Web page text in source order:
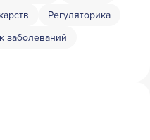
Регуляторика
заболеваний